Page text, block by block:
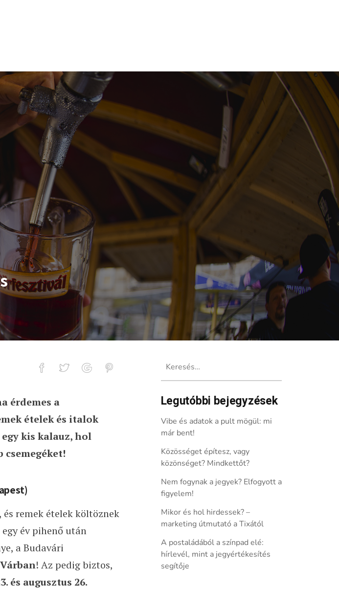
érdemes a
ételek és italok
kis kalauz, hol
csemegéket!
remek ételek költöznek
év pihenő után
a Budavári
! Az pedig biztos,
és augusztus 26.
Legutóbbi bejegyzések
Vibe és adatok a pult mögül: mi
már bent!
Közösséget építesz, vagy
közönséget? Mindkettőt?
Nem fogynak a jegyek? Elfogyott a
figyelem!
Mikor és hol hirdessek? –
marketing útmutató a Tixától
A postaládából a színpad elé:
hírlevél, mint a jegyértékesítés
segítője